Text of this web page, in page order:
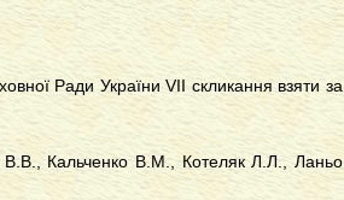
Ради України VII скликання взяти за
В.В., Кальченко В.М., Котеляк Л.Л., Ланьо